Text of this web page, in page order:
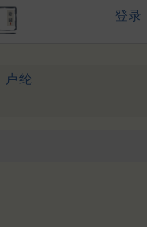
登录
卢纶